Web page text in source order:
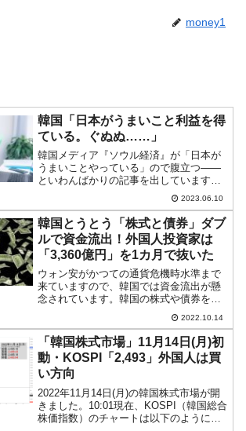
money1
韓国「日本がうまいこと利益を得
ている。ぐぬぬ……」
韓国メディア『ソウル経済』が「日本が
うまいことやっている」ので腹立つ――
といわんばかりの記事を出しています。
「ぐぬぬ……」という内容なので、ご紹
介します。まず、書き出しの部分が以下
のような具合です。アメリカ合衆国と中
国の地政学的リスクに日本...
2023.06.10
韓国とうとう「株式と債券」ダブ
ルで資金流出！外国人投資家は
「3,360億円」を1カ月で抜いた
ウォン安がかつての通貨危機時水準まで
来ていますので、韓国では資金流出が懸
念されています。韓国の株式や債券を保
有していても為替差損を出す可能性が高
まるので、外国人投資家が資金を引き上
げます。この資金流出が奔流になると、
当然ウォン売りドル買いが...
2022.10.14
「韓国株式市場」11月14日(月)初
動・KOSPI「2,493」外国人は買
い方向
2022年11月14日(月)の韓国株式市場が開
きました。10:01現在、KOSPI（韓国総合
株価指数）のチャートは以下のようにな